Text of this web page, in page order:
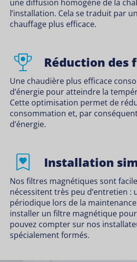
une diffusion homogène de la
l’installation. Cela se traduit par
chauffage plus efficace.
Réduction des
Une chaudière plus efficace
d’énergie pour atteindre la
Cette optimisation permet de
consommation et, par
d’énergie.
Installation
Nos filtres magnétiques sont
nécessitent très peu d’entretien :
périodique lors de la
installer un filtre magnétique
pouvez compter sur nos
spécialement formés.